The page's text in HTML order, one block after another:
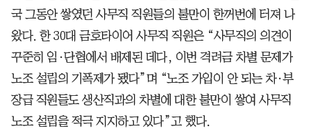
국 그동안 쌓였던 사무직 직원들의 불만이 한꺼번에 터져 나
왔다. 한 30대 금호타이어 사무직 직원은 “사무직의 의견이
꾸준히 임·단협에서 배제된 데다, 이번 격려금 차별 문제가
노조 설립의 기폭제가 됐다”며 “노조 가입이 안 되는 차·부
장급 직원들도 생산직과의 차별에 대한 불만이 쌓여 사무직
노조 설립을 적극 지지하고 있다”고 했다.